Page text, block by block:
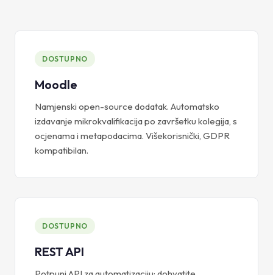
DOSTUPNO
Moodle
Namjenski open-source dodatak. Automatsko
izdavanje mikrokvalifikacija po završetku kolegija, s
ocjenama i metapodacima. Višekorisnički, GDPR
kompatibilan.
DOSTUPNO
REST API